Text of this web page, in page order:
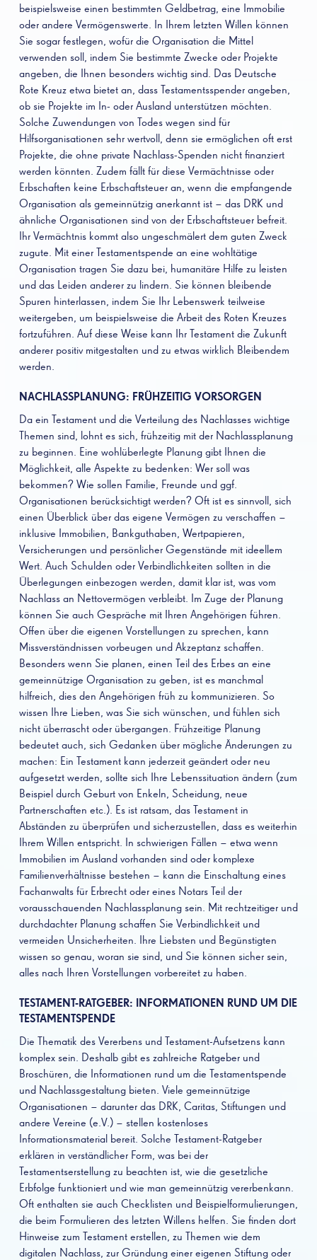
beispielsweise einen bestimmten Geldbetrag, eine Immobilie
oder andere Vermögenswerte. In Ihrem letzten Willen können
Sie sogar festlegen, wofür die Organisation die Mittel
verwenden soll, indem Sie bestimmte Zwecke oder Projekte
angeben, die Ihnen besonders wichtig sind. Das Deutsche
Rote Kreuz etwa bietet an, dass Testamentsspender angeben,
ob sie Projekte im In- oder Ausland unterstützen möchten.
Solche Zuwendungen von Todes wegen sind für
Hilfsorganisationen sehr wertvoll, denn sie ermöglichen oft erst
Projekte, die ohne private Nachlass-Spenden nicht finanziert
werden könnten. Zudem fällt für diese Vermächtnisse oder
Erbschaften keine Erbschaftsteuer an, wenn die empfangende
Organisation als gemeinnützig anerkannt ist – das DRK und
ähnliche Organisationen sind von der Erbschaftsteuer befreit.
Ihr Vermächtnis kommt also ungeschmälert dem guten Zweck
zugute. Mit einer Testamentspende an eine wohltätige
Organisation tragen Sie dazu bei, humanitäre Hilfe zu leisten
und das Leiden anderer zu lindern. Sie können bleibende
Spuren hinterlassen, indem Sie Ihr Lebenswerk teilweise
weitergeben, um beispielsweise die Arbeit des Roten Kreuzes
fortzuführen. Auf diese Weise kann Ihr Testament die Zukunft
anderer positiv mitgestalten und zu etwas wirklich Bleibendem
werden.
NACHLASSPLANUNG: FRÜHZEITIG VORSORGEN
Da ein Testament und die Verteilung des Nachlasses wichtige
Themen sind, lohnt es sich, frühzeitig mit der Nachlassplanung
zu beginnen. Eine wohlüberlegte Planung gibt Ihnen die
Möglichkeit, alle Aspekte zu bedenken: Wer soll was
bekommen? Wie sollen Familie, Freunde und ggf.
Organisationen berücksichtigt werden? Oft ist es sinnvoll, sich
einen Überblick über das eigene Vermögen zu verschaffen –
inklusive Immobilien, Bankguthaben, Wertpapieren,
Versicherungen und persönlicher Gegenstände mit ideellem
Wert. Auch Schulden oder Verbindlichkeiten sollten in die
Überlegungen einbezogen werden, damit klar ist, was vom
Nachlass an Nettovermögen verbleibt. Im Zuge der Planung
können Sie auch Gespräche mit Ihren Angehörigen führen.
Offen über die eigenen Vorstellungen zu sprechen, kann
Missverständnissen vorbeugen und Akzeptanz schaffen.
Besonders wenn Sie planen, einen Teil des Erbes an eine
gemeinnützige Organisation zu geben, ist es manchmal
hilfreich, dies den Angehörigen früh zu kommunizieren. So
wissen Ihre Lieben, was Sie sich wünschen, und fühlen sich
nicht überrascht oder übergangen. Frühzeitige Planung
bedeutet auch, sich Gedanken über mögliche Änderungen zu
machen: Ein Testament kann jederzeit geändert oder neu
aufgesetzt werden, sollte sich Ihre Lebenssituation ändern (zum
Beispiel durch Geburt von Enkeln, Scheidung, neue
Partnerschaften etc.). Es ist ratsam, das Testament in
Abständen zu überprüfen und sicherzustellen, dass es weiterhin
Ihrem Willen entspricht. In schwierigen Fällen – etwa wenn
Immobilien im Ausland vorhanden sind oder komplexe
Familienverhältnisse bestehen – kann die Einschaltung eines
Fachanwalts für Erbrecht oder eines Notars Teil der
vorausschauenden Nachlassplanung sein. Mit rechtzeitiger und
durchdachter Planung schaffen Sie Verbindlichkeit und
vermeiden Unsicherheiten. Ihre Liebsten und Begünstigten
wissen so genau, woran sie sind, und Sie können sicher sein,
alles nach Ihren Vorstellungen vorbereitet zu haben.
TESTAMENT-RATGEBER: INFORMATIONEN RUND UM DIE
TESTAMENTSPENDE
Die Thematik des Vererbens und Testament-Aufsetzens kann
komplex sein. Deshalb gibt es zahlreiche Ratgeber und
Broschüren, die Informationen rund um die Testamentspende
und Nachlassgestaltung bieten. Viele gemeinnützige
Organisationen – darunter das DRK, Caritas, Stiftungen und
andere Vereine (e.V.) – stellen kostenloses
Informationsmaterial bereit. Solche Testament-Ratgeber
erklären in verständlicher Form, was bei der
Testamentserstellung zu beachten ist, wie die gesetzliche
Erbfolge funktioniert und wie man gemeinnützig vererbenkann.
Oft enthalten sie auch Checklisten und Beispielformulierungen,
die beim Formulieren des letzten Willens helfen. Sie finden dort
Hinweise zum Testament erstellen, zu Themen wie dem
digitalen Nachlass, zur Gründung einer eigenen Stiftung oder